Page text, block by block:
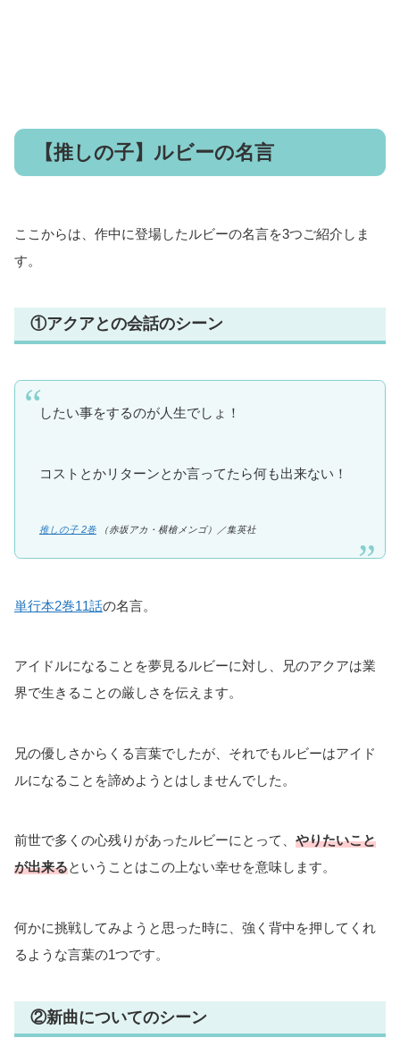
【推しの子】ルビーの名言
ここからは、作中に登場したルビーの名言を3つご紹介しま
す。
①アクアとの会話のシーン
したい事をするのが人生でしょ！
コストとかリターンとか言ってたら何も出来ない！
推しの子 2巻 （赤坂アカ・横槍メンゴ）／集英社
単行本2巻11話の名言。
アイドルになることを夢見るルビーに対し、兄のアクアは業
界で生きることの厳しさを伝えます。
兄の優しさからくる言葉でしたが、それでもルビーはアイド
ルになることを諦めようとはしませんでした。
前世で多くの心残りがあったルビーにとって、 やりたいこと
が出来るということはこの上ない幸せを意味します。
何かに挑戦してみようと思った時に、強く背中を押してくれ
るような言葉の1つです。
②新曲についてのシーン